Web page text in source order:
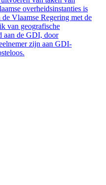
overheidsinstanties is
Vlaamse Regering met de
van geografische
aan de GDI, door
zijn aan GDI-